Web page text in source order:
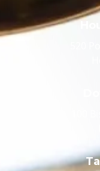
520
100